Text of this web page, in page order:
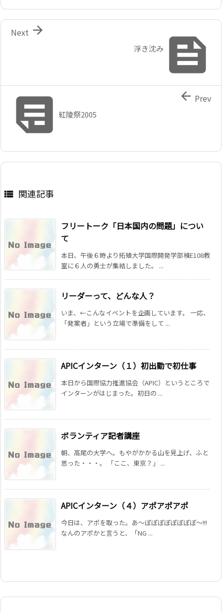

浮き沈み

Next
紅陵祭2005
 Prev
 関連記事
フリートーク「日本国内の問題」につい
て
本日、午後６時より拓殖大学国際開発学部棟E108教
室に６人の勇士が集結しました。 ...
リーダーって、どんな人？
いま、←こんなイベントを企画しています。 一応、
「発案者」という立場で準備をして ...
APICインターン（１）初出勤で初仕事
本日から国際協力推進協会（APIC）というところで
インターンがはじまった。初日の ...
ボランティア記者講座
朝、高尾の大学へ。もやがかかる山を見上げ、ふと
思った・・・。 「ここ、東京？」 ...
APICインターン（４）アポアポアポ
今日は、アポを取った。あ〜ぽぽぽぽぽぽぽぽ〜!!!
なんのアポかと言うと、「NG ...